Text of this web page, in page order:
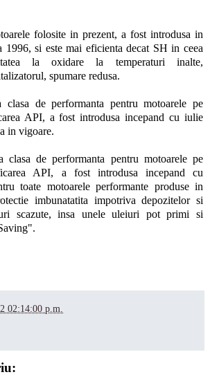
folosite in prezent, a fost introdusa in
si este mai eficienta decat SH in ceea
la oxidare la temperaturi inalte,
spumare redusa.
de performanta pentru motoarele pe
API, a fost introdusa incepand cu iulie
in vigoare.
clasa de performanta pentru motoarele pe
API, a fost introdusa incepand cu
toate motoarele performante produse in
imbunatatita impotriva depozitelor si
scazute, insa unele uleiuri pot primi si
02:14:00 p.m.